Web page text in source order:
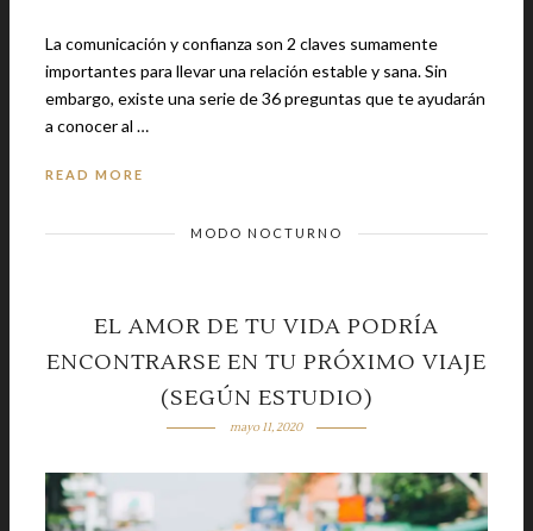
La comunicación y confianza son 2 claves sumamente
importantes para llevar una relación estable y sana. Sin
embargo, existe una serie de 36 preguntas que te ayudarán
a conocer al …
READ MORE
MODO NOCTURNO
EL AMOR DE TU VIDA PODRÍA
ENCONTRARSE EN TU PRÓXIMO VIAJE
(SEGÚN ESTUDIO)
mayo 11, 2020